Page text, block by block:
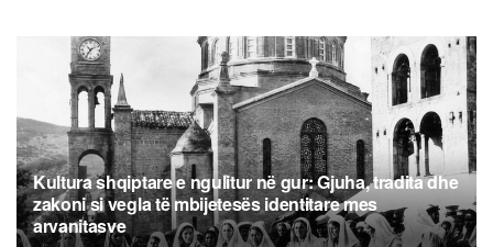
Kultura shqiptare e ngulitur në gur: Gjuha, tradita dhe
zakoni si vegla të mbijetesës identitare mes
arvanitasve